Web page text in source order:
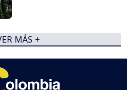
MÁS +